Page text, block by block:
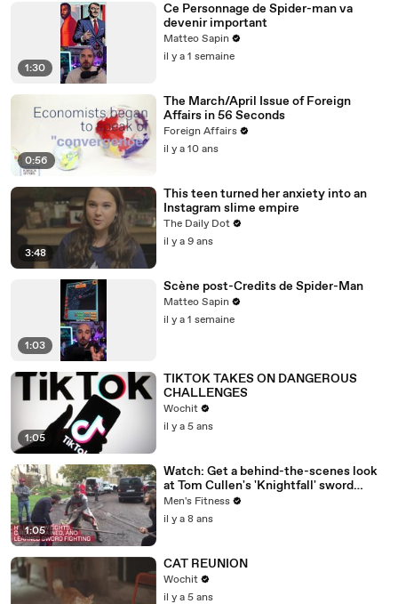
1:30
Ce Personnage de Spider-man va
devenir important
Matteo Sapin
il y a 1 semaine
0:56
The March/April Issue of Foreign
Affairs in 56 Seconds
Foreign Affairs
il y a 10 ans
3:48
This teen turned her anxiety into an
Instagram slime empire
The Daily Dot
il y a 9 ans
1:03
Scène post-Credits de Spider-Man
Matteo Sapin
il y a 1 semaine
1:05
TIKTOK TAKES ON DANGEROUS
CHALLENGES
Wochit
il y a 5 ans
1:05
Watch: Get a behind-the-scenes look
at Tom Cullen's 'Knightfall' sword
training
Men's Fitness
il y a 8 ans
CAT REUNION
Wochit
il y a 5 ans